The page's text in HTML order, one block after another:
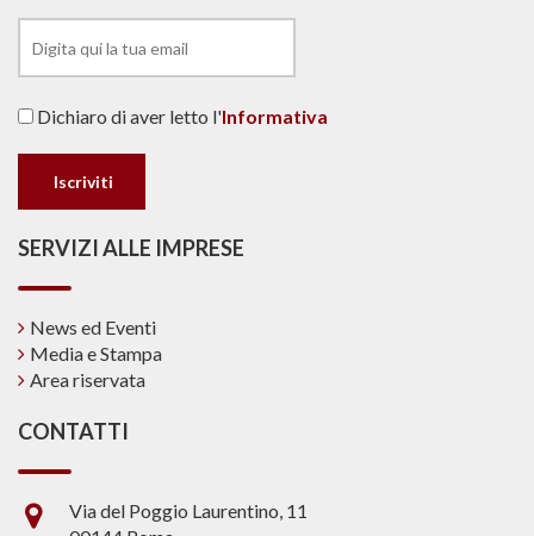
Dichiaro di aver letto l'Informativa
SERVIZI ALLE IMPRESE
News ed Eventi
Media e Stampa
Area riservata
CONTATTI
Via del Poggio Laurentino, 11